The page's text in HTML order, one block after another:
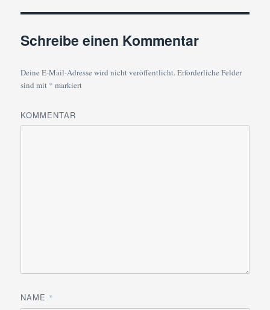
Schreibe einen Kommentar
Deine E-Mail-Adresse wird nicht veröffentlicht.Erforderliche Felder
sind mit * markiert
KOMMENTAR
NAME *